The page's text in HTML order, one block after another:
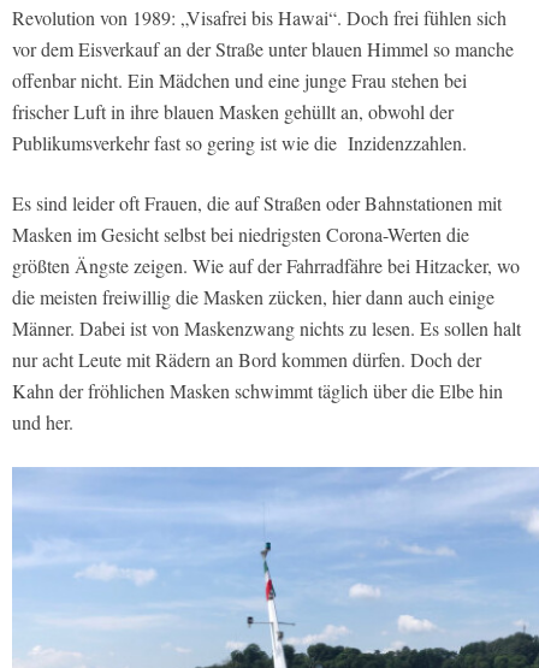
Revolution von 1989: „Visafrei bis Hawai“. Doch frei fühlen sich
vor dem Eisverkauf an der Straße unter blauen Himmel so manche
offenbar nicht. Ein Mädchen und eine junge Frau stehen bei
frischer Luft in ihre blauen Masken gehüllt an, obwohl der
Publikumsverkehr fast so gering ist wie die Inzidenzzahlen.
Es sind leider oft Frauen, die auf Straßen oder Bahnstationen mit
Masken im Gesicht selbst bei niedrigsten Corona-Werten die
größten Ängste zeigen. Wie auf der Fahrradfähre bei Hitzacker, wo
die meisten freiwillig die Masken zücken, hier dann auch einige
Männer. Dabei ist von Maskenzwang nichts zu lesen. Es sollen halt
nur acht Leute mit Rädern an Bord kommen dürfen. Doch der
Kahn der fröhlichen Masken schwimmt täglich über die Elbe hin
und her.